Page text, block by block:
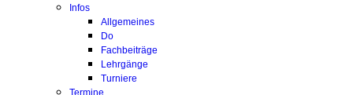
Infos
Allgemeines
Do
Fachbeiträge
Lehrgänge
Turniere
Termine